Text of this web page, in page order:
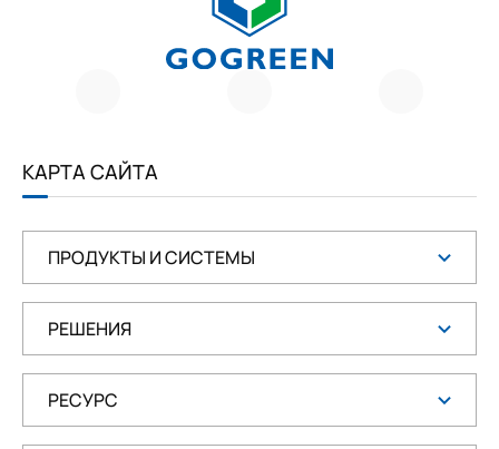
КАРТА САЙТА
ПРОДУКТЫ И СИСТЕМЫ
РЕШЕНИЯ
РЕСУРС